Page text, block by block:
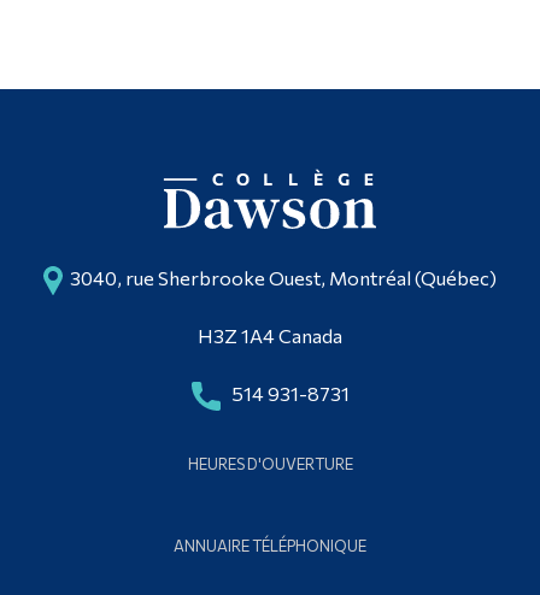
3040, rue Sherbrooke Ouest, Montréal (Québec)
H3Z 1A4 Canada
514 931-8731
HEURES D'OUVERTURE
ANNUAIRE TÉLÉPHONIQUE